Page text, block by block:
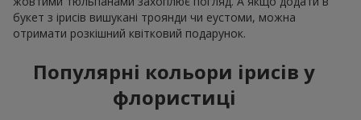
букет з ірисів вишукані троянди чи еустоми, можна
отримати розкішний квітковий подарунок.
Популярні кольори ірисів у
флористиці